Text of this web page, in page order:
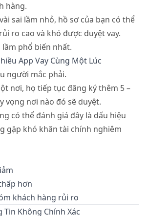
hàng.
sai lầm nhỏ, hồ sơ của bạn có thể
ro cao và khó được duyệt vay.
lầm phổ biến nhất.
App Vay Cùng Một Lúc
người mắc phải.
nơi, họ tiếp tục đăng ký thêm 5 –
vọng nơi nào đó sẽ duyệt.
có thể đánh giá đây là dấu hiệu
gặp khó khăn tài chính nghiêm
hơn
khách hàng rủi ro
Tin Không Chính Xác